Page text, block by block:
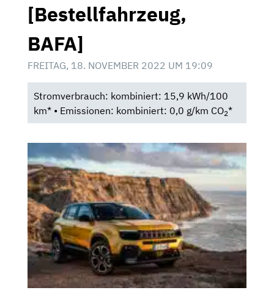
[Bestellfahrzeug,
BAFA]
FREITAG, 18. NOVEMBER 2022 UM 19:09
Stromverbrauch: kombiniert: 15,9 kWh/100
km* • Emissionen: kombiniert: 0,0 g/km CO2*